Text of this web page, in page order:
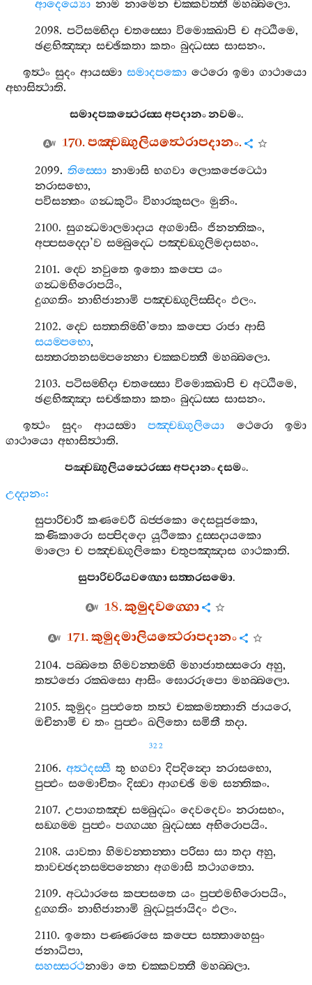
ආදෙය්‍යො නාම නාමෙන චක‍්කවත‍්තී මහබ‍්බලො.
2098.පටිසම‍්භිදා චතස‍්සො විමොක‍්ඛාපි ච අට‍්ඨිමෙ,
ඡළභිඤ‍්ඤා සච‍්ඡිකතා කතං බුද‍්ධස‍්ස සාසනං.
ඉත්‍ථං සුදං ආයස‍්මා සමාදපකො ථෙරො ඉමා ගාථායො
අභාසිත්‍ථාති.
සමාදපකත්‍ථෙරස‍්සඅපදානංනවමං.
170.පඤ‍්චඞ‍්ගුලියත්‍ථෙරාපදානං.
2099.තිස‍්සො නාමාසි භගවා ලොකජෙට‍්ඨො
නරාසභො,
පවිසන‍්තං ගන්‍ධකුටිං විහාරකුසලං මුනිං.
2100.සුගන්‍ධමාලමාදාය අගමාසිං ජිනන‍්තිකං,
අප‍්පසද‍්දො’ව සම‍්බුද‍්ධෙ පඤ‍්චඞ‍්ගුලිමදාසහං.
2101.ද‍්වෙ නවුතෙ ඉතො කප‍්පෙ යං
ගන්‍ධමභිරොපයිං,
දුග‍්ගතිං නාභිජානාමි පඤ‍්චඞ‍්ගුලිස‍්සිදං ඵලං.
2102.ද‍්වෙ සත‍්තතිම‍්හි’තො කප‍්පෙ රාජා ආසි
සයම‍්පභො,
සත‍්තරතනසම‍්පන‍්නො චක‍්කවත‍්තී මහබ‍්බලො.
2103.පටිසම‍්භිදා චතස‍්සො විමොක‍්ඛාපි ච අට‍්ඨිමෙ,
ඡළභිඤ‍්ඤා සච‍්ඡිකතා කතං බුද‍්ධස‍්ස සාසනං.
ඉත්‍ථං
සුදං ආයස‍්මා පඤ‍්චඞ‍්ගුලියො ථෙරො
ඉමා
ගාථායො අභාසිත්‍ථාති.
පඤ‍්චඞ‍්ගුලියත්‍ථෙරස‍්සඅපදානංදසමං.
උද‍්දානං:
සුපාරිචාරී කණවෙරී ඛජ‍්ජකො දෙසපූජකො,
කණිකාරො සප‍්පිදදො යූථිකො දුස‍්සදායකො
මාලො ච පඤ‍්චඞ‍්ගුලිකො චතුපඤ‍්ඤාස ගාථකාති.
සුපාරිචරියවග‍්ගොසත‍්තරසමො.
18.කුමුදවග‍්ගො
171.කුමුදමාලියත්‍ථෙරාපදානං
2104.පබ‍්බතෙ හිමවන‍්තම‍්හි මහාජාතස‍්සරො අහු,
තත්‍ථජො රක‍්ඛසො ආසිං ඝොරරූපො මහබ‍්බලො.
2105.කුමුදං පුප‍්ඵතෙ තත්‍ථ චක‍්කමත‍්තානි ජායරෙ,
ඔචිනාමි ච තං පුප‍්ඵං ඛලිතො සමිතී තදා.
322
2106.අත්‍ථදස‍්සී තු භගවා දිපදින්‍දො නරාසභො,
පුප‍්ඵං සමොචිතං දිස‍්වා ආගච‍්ඡි මම සන‍්තිකං.
2107.උපාගතඤ‍්ච සම‍්බුද‍්ධං දෙවදෙවං නරාසභං,
සඞ‍්ගම‍්ම පුප‍්ඵං පග‍්ගය‍්හ බුද‍්ධස‍්ස අභිරොපයිං.
2108.යාවතා හිමවන‍්තන‍්තා පරිසා සා තදා අහු,
තාවච‍්ඡදනසම‍්පන‍්නො අගමාසි තථාගතො.
2109.අට‍්ඨාරසෙ කප‍්පසතෙ යං පුප‍්ඵමභිරොපයිං,
දුග‍්ගතිං නාභිජානාමි බුද‍්ධපූජායිදං ඵලං.
2110.ඉතො පණ‍්ණරසෙ කප‍්පෙ සත‍්තාහෙසුං
ජනාධිපා,
සහස‍්සරථනාමා තෙ චක‍්කවත‍්තී මහබ‍්බලා.